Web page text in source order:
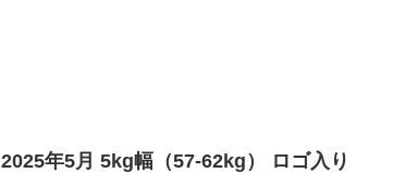
2025年5月 5kg幅（57-62kg） ロゴ入り